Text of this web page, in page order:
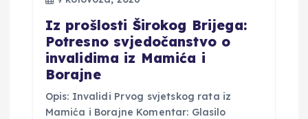
Iz prošlosti Širokog Brijega:
Potresno svjedočanstvo o
invalidima iz Mamića i
Borajne
Opis: Invalidi Prvog svjetskog rata iz
Mamića i Borajne Komentar: Glasilo